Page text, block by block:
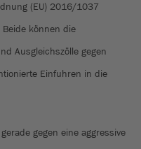
(EU) 2016/1037
Beide können die
Ausgleichszölle gegen
Einfuhren in die
gegen eine aggressive